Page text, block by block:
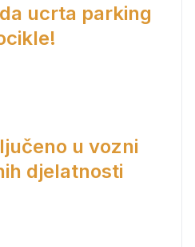
ucrta parking
u vozni
djelatnosti